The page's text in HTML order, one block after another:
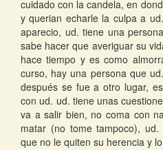
cuidado con la candela, en
y querian echarle la culpa a
aparecio, ud. tiene una
sabe hacer que averiguar su
hace tiempo y es como
curso, hay una persona que
después se fue a otro lugar,
con ud. ud. tiene unas
va a salir bien, no coma con
matar (no tome tampoco),
que no le quiten su herencia y